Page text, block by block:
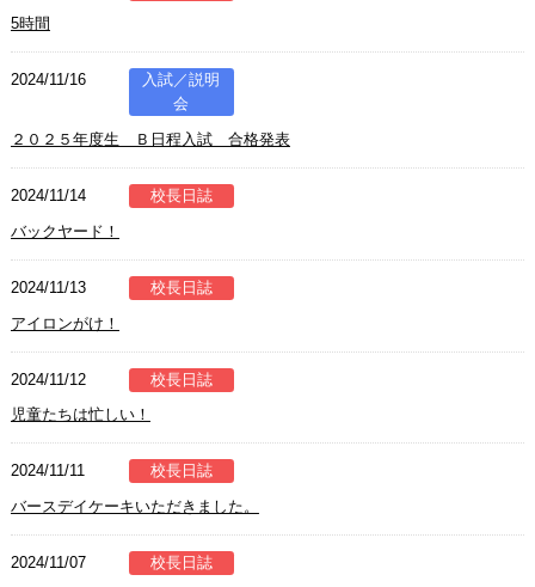
5時間
2024/11/16
入試／説明
会
２０２５年度生 Ｂ日程入試 合格発表
2024/11/14
校長日誌
バックヤード！
2024/11/13
校長日誌
アイロンがけ！
2024/11/12
校長日誌
児童たちは忙しい！
2024/11/11
校長日誌
バースデイケーキいただきました。
2024/11/07
校長日誌